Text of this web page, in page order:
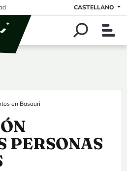
CASTELLANO
en Basauri
PERSONAS